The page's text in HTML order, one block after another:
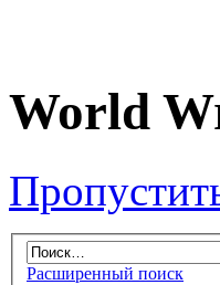
World
Расширенный поиск